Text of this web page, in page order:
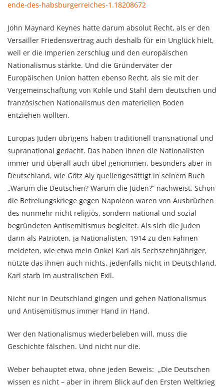
ende-des-habsburgerreiches-1.18208672
John Maynard Keynes hatte darum absolut Recht, als er den
Versailler Friedensvertrag auch deshalb für ein Unglück hielt,
weil er die Imperien zerschlug und den europäischen
Nationalismus stärkte. Und die Gründerväter der
Europäischen Union hatten ebenso Recht, als sie mit der
Vergemeinschaftung von Kohle und Stahl dem deutschen und
französischen Nationalismus den materiellen Boden
entziehen wollten.
Europas Juden übrigens haben traditionell transnational und
supranational gedacht. Das haben ihnen die Nationalisten
immer und überall auch übel genommen, besonders aber in
Deutschland, wie Götz Aly quellengesättigt in seinem Buch
„Warum die Deutschen? Warum die Juden?“ nachweist. Schon
die Befreiungskriege gegen Napoleon waren von Ausbrüchen
des nunmehr nicht religiös, sondern national und sozial
begründeten Antisemitismus begleitet. Als sich die Juden
dann als Patrioten, ja Nationalisten, 1914 zu den Fahnen
meldeten, wie etwa mein Onkel Karl als Sechszehnjähriger,
nützte das ihnen auch nichts, jedenfalls nicht in Deutschland.
Karl starb im australischen Exil.
Nicht nur in Deutschland gingen und gehen Nationalismus
und Antisemitismus immer Hand in Hand.
Wer den Nationalismus wiederbeleben will, muss die
Geschichte fälschen. Und nicht nur die.
Weber behauptet etwa, ohne jeden Beweis: „Die Deutschen
wissen es nicht – aber in ihrem Blick auf den Ersten Weltkrieg